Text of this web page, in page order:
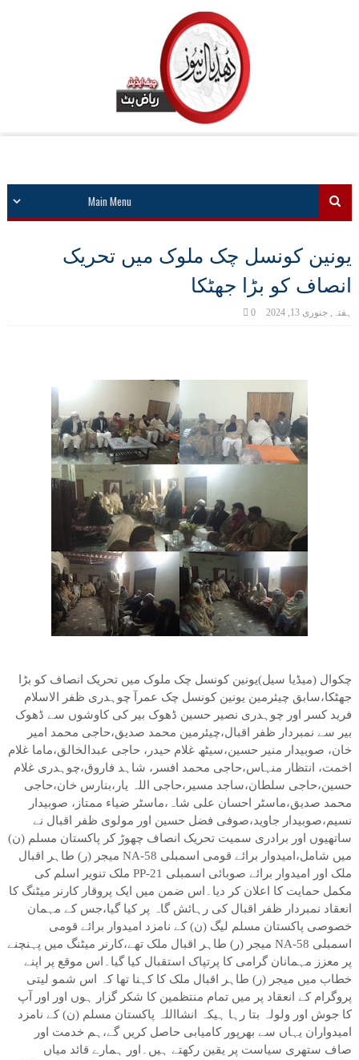
یونین کونسل چک ملوک میں تحریک
انصاف کو بڑا جھٹکا
ہفتہ, جنوری 13, 2024 0
چکوال (میڈیا سیل)یونین کونسل چک ملوک میں تحریک انصاف کو بڑا
جھٹکا،سابق چیئرمین یونین کونسل چک عمرآ چوہدری ظفر الاسلام
فرید کسر اور چوہدری نصیر حسین ڈھوک بیر کی کاوشوں سے ڈھوک
بیر سے نمبردار ظفر اقبال،چیئرمین محمد صدیق،حاجی محمد امیر
خان، صوبیدار منیر حسین،سیٹھ غلام حیدر، حاجی عبدالخالق،ماما غلام
اخمت، انتظار منہاس،حاجی محمد افسر، شاہد فاروق،چوہدری غلام
حسین،حاجی سلطان،ساجد مسیر،حاجی اللہ یار،بنارس خان،حاجی
محمد صدیق،ماسٹر احسان علی شاہ،ماسٹر ضیاء ممتاز، صوبیدار
نسیم،صوبیدار جاوید،صوفی فضل حسین اور مولوی ظفر اقبال نے
ساتھیوں اور برادری سمیت تحریک انصاف چھوڑ کر پاکستان مسلم (ن)
میں شامل،امیدوار برائے قومی اسمبلی NA-58 میجر (ر) طاہر اقبال
ملک اور امیدوار برائے صوبائی اسمبلی PP-21 ملک تنویر اسلم کی
مکمل حمایت کا اعلان کر دیا۔اس ضمن میں ایک پروقار کارنر میٹنگ کا
انعقاد نمبردار ظفر اقبال کی رہائش گاہ پر کیا گیا،جس کے مہمان
خصوصی پاکستان مسلم لیگ (ن) کے نامزد امیدوار برائے قومی
اسمبلی NA-58 میجر (ر) طاہر اقبال ملک تھے،کارنر میٹنگ میں پہنچنے
پر معزز مہمانان گرامی کا پرتپاک استقبال کیا گیا۔اس موقع پر اپنے
خطاب میں میجر (ر) طاہر اقبال ملک کا کہنا تھا کہ اس شمو لیتی
پروگرام کے انعقاد پر میں تمام منتظمین کا شکر گزار ہوں اور اور آپ
کا جوش اور ولولہ بتا رہا ہیکہ انشااللہ پاکستان مسلم (ن) کے نامزد
امیدواران یہاں سے بھرپور کامیابی حاصل کریں گے،ہم خدمت اور
صاف ستھری سیاست پر یقین رکھتے ہیں۔اور ہمارے قائد میاں